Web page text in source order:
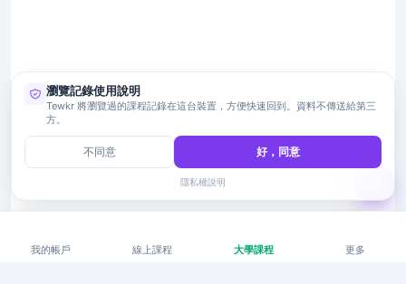
我的帳戶 線上課程 大學課程 更多
瀏覽記錄使用說明
Tewkr 將瀏覽過的課程記錄在這台裝置，方便快速回到。資料不傳送給第三
方。
不同意 好，同意
隱私權說明